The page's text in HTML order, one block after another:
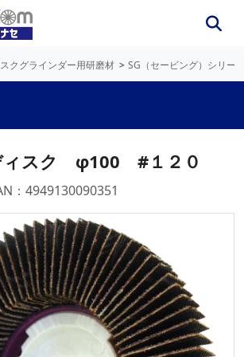
クグラインダー用研磨材 SG（セービング）シリー
ィスク φ100 #１２０
：4949130090351